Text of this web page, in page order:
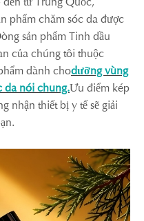
phẩm chăm sóc da được
sản phẩm Tinh dầu
của chúng tôi thuộc
dành chodưỡng vùng
da nói chung.Ưu điểm kép
nhận thiết bị y tế sẽ giải